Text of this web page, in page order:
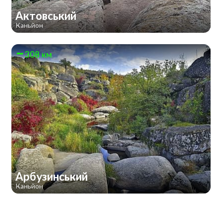
Актовський
Каньйон
308 км
Арбузинський
Каньйон